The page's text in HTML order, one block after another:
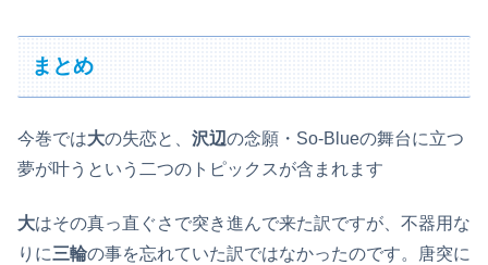
まとめ
今巻では大の失恋と、 沢辺の念願・So-Blueの舞台に立つ
夢が叶うという二つのトピックスが含まれます
大はその真っ直ぐさで突き進んで来た訳ですが、不器用な
りに三輪の事を忘れていた訳ではなかったのです。唐突に